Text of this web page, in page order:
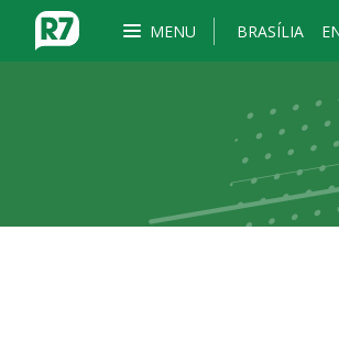
MENU BRASÍLIA